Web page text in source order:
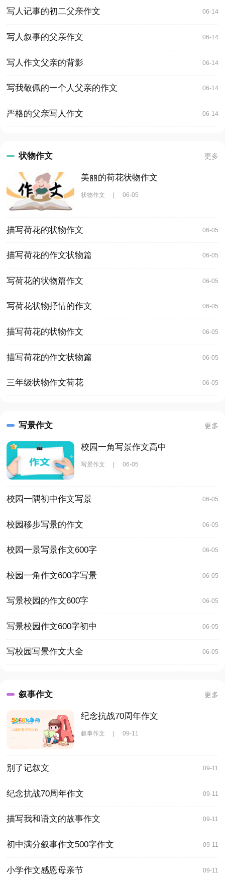
写人记事的初二父亲作文 06-14
写人叙事的父亲作文 06-14
写人作文父亲的背影 06-14
写我敬佩的一个人父亲的作文 06-14
严格的父亲写人作文 06-14
状物作文 更多
美丽的荷花状物作文
状物作文 06-05
描写荷花的状物作文 06-05
描写荷花的作文状物篇 06-05
写荷花的状物篇作文 06-05
写荷花状物抒情的作文 06-05
描写荷花的状物作文 06-05
描写荷花的作文状物篇 06-05
三年级状物作文荷花 06-05
写景作文 更多
校园一角写景作文高中
写景作文 | 06-05
校园一隅初中作文写景 06-05
校园移步写景的作文 06-05
校园一景写景作文600字 06-05
校园一角作文600字写景 06-05
写景校园的作文600字 06-05
写景校园作文600字初中 06-05
写校园写景作文大全 06-05
叙事作文 更多
纪念抗战70周年作文
叙事作文 | 09-11
别了记叙文 09-11
纪念抗战70周年作文 09-11
描写我和语文的故事作文 09-11
初中满分叙事作文500字作文 09-11
小学作文感恩母亲节 09-11